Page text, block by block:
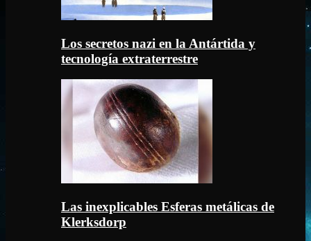
Los secretos nazi en la Antártida y
tecnología extraterrestre
Las inexplicables Esferas metálicas de
Klerksdorp